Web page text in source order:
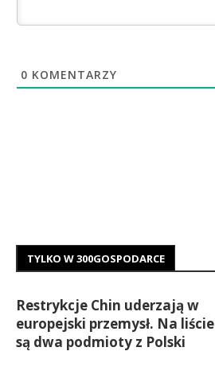
0 KOMENTARZY
TYLKO W 300GOSPODARCE
Restrykcje Chin uderzają w
europejski przemysł. Na liście
są dwa podmioty z Polski